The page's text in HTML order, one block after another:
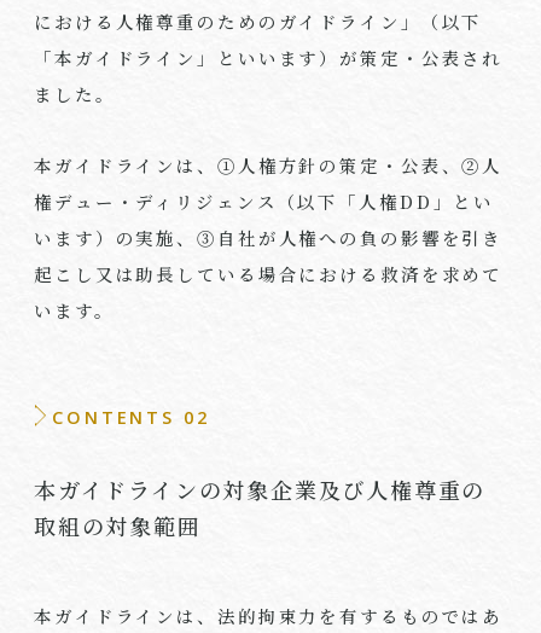
における人権尊重のためのガイドライン」（以下
「本ガイドライン」といいます）が策定・公表され
ました。
本ガイドラインは、①人権方針の策定・公表、②人
権デュー・ディリジェンス（以下「人権DD」とい
います）の実施、③自社が人権への負の影響を引き
起こし又は助長している場合における救済を求めて
います。
CONTENTS 02
本ガイドラインの対象企業及び人権尊重の
取組の対象範囲
本ガイドラインは、法的拘束力を有するものではあ